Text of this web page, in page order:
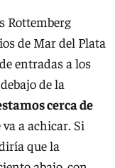
Rottemberg
de Mar del Plata
entradas a los
de la
cerca de
va a achicar. Si
que la